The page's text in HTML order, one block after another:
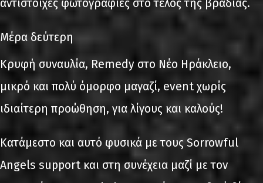
αντίστοιχες φωτογραφίες στο τέλος της βραδιάς.
Μέρα δεύτερη
Κρυφή συναυλία, Remedy στο Νέο Ηράκλειο,
μικρό και πολύ όμορφο μαγαζί, event χωρίς
ιδιαίτερη προώθηση, για λίγους και καλούς!
Κατάμεστο και αυτό φυσικά με τους Sorrowful
Angels support και στη συνέχεια μαζί με τον